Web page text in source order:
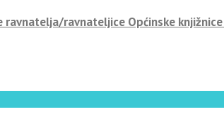
ravnatelja/ravnateljice Općinske